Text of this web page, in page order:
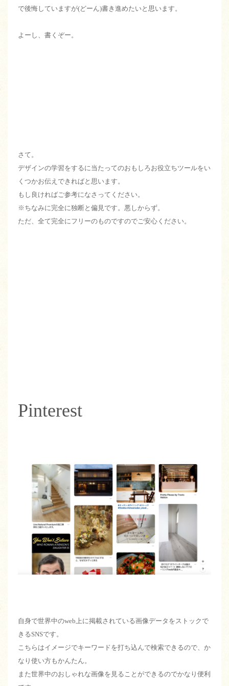
で後悔していますが(どーん)書き進めたいと思います。
よーし、書くぞー。
さて。
デザインの学習をするに当たってのおもしろお役立ちツールをい
くつかお伝えできればと思います。
もし良ければご参考になさってください。
※ちなみに完全に独断と偏見です。悪しからず。
ただ、全て完全にフリーのものですのでご安心ください。
Pinterest
自身で世界中のweb上に掲載されている画像データをストックで
きるSNSです。
こちらはイメージでキーワードを打ち込んで検索できるので、か
なり使い方もかんたん。
また世界中のおしゃれな画像を見ることができるのでかなり便利